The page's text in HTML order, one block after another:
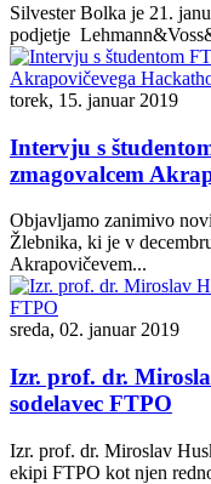
Silvester Bolka je 21.
podjetje
torek, 15. januar 2019
Intervju s
zmagovalcem
Objavljamo zanimivo
Žlebnika, ki je v
Akrapovičevem...
sreda, 02. januar 2019
Izr. prof. dr.
sodelavec FTPO
Izr. prof. dr. Miroslav
ekipi FTPO kot njen